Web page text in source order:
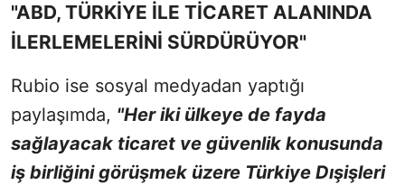
"ABD, TÜRKİYE İLE TİCARET ALANINDA
İLERLEMELERİNİ SÜRDÜRÜYOR"
Rubio ise sosyal medyadan yaptığı
paylaşımda, "Her iki ülkeye de fayda
sağlayacak ticaret ve güvenlik konusunda
iş birliğini görüşmek üzere Türkiye Dışişleri